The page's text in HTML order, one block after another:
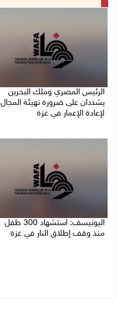
الرئيس المصري وملك البحرين
يشددان على ضرورة تهيئة المجال
لإعادة الإعمار في غزة
اليونيسف: استشهاد 300 طفل
منذ وقف إطلاق النار في غزة